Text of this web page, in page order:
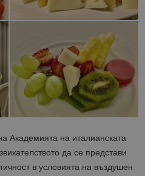
Академията на италианската
да се представи
в условията на въздушен